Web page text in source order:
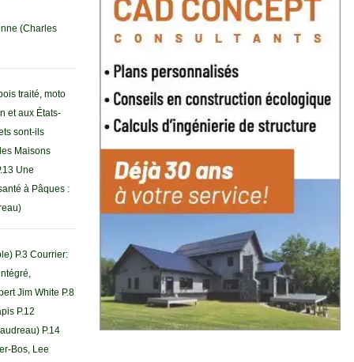
(Charles
traité, moto
et aux États-
sont-ils
Maisons
Une
à Pâques :
P.3 Courrier:
Jim White P.8
P.12
P.14
Bos, Lee